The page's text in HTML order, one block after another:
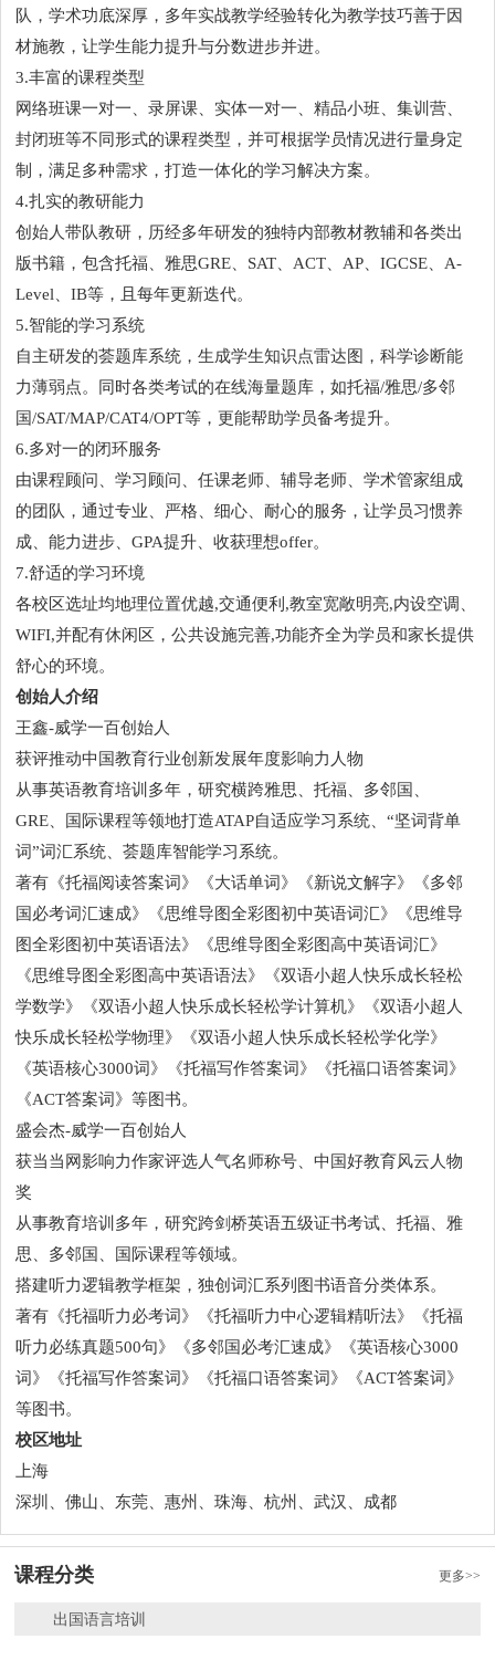
队，学术功底深厚，多年实战教学经验转化为教学技巧善于因
材施教，让学生能力提升与分数进步并进。
3.丰富的课程类型
网络班课一对一、录屏课、实体一对一、精品小班、集训营、
封闭班等不同形式的课程类型，并可根据学员情况进行量身定
制，满足多种需求，打造一体化的学习解决方案。
4.扎实的教研能力
创始人带队教研，历经多年研发的独特内部教材教辅和各类出
版书籍，包含托福、雅思GRE、SAT、ACT、AP、IGCSE、A-
Level、IB等，且每年更新迭代。
5.智能的学习系统
自主研发的荟题库系统，生成学生知识点雷达图，科学诊断能
力薄弱点。同时各类考试的在线海量题库，如托福/雅思/多邻
国/SAT/MAP/CAT4/OPT等，更能帮助学员备考提升。
6.多对一的闭环服务
由课程顾问、学习顾问、任课老师、辅导老师、学术管家组成
的团队，通过专业、严格、细心、耐心的服务，让学员习惯养
成、能力进步、GPA提升、收获理想offer。
7.舒适的学习环境
各校区选址均地理位置优越,交通便利,教室宽敞明亮,内设空调、
WIFI,并配有休闲区，公共设施完善,功能齐全为学员和家长提供
舒心的环境。
创始人介绍
王鑫-威学一百创始人
获评推动中国教育行业创新发展年度影响力人物
从事英语教育培训多年，研究横跨雅思、托福、多邻国、
GRE、国际课程等领地打造ATAP自适应学习系统、“坚词背单
词”词汇系统、荟题库智能学习系统。
著有《托福阅读答案词》《大话单词》《新说文解字》《多邻
国必考词汇速成》《思维导图全彩图初中英语词汇》《思维导
图全彩图初中英语语法》《思维导图全彩图高中英语词汇》
《思维导图全彩图高中英语语法》《双语小超人快乐成长轻松
学数学》《双语小超人快乐成长轻松学计算机》《双语小超人
快乐成长轻松学物理》《双语小超人快乐成长轻松学化学》
《英语核心3000词》《托福写作答案词》《托福口语答案词》
《ACT答案词》等图书。
盛会杰-威学一百创始人
获当当网影响力作家评选人气名师称号、中国好教育风云人物
奖
从事教育培训多年，研究跨剑桥英语五级证书考试、托福、雅
思、多邻国、国际课程等领域。
搭建听力逻辑教学框架，独创词汇系列图书语音分类体系。
著有《托福听力必考词》《托福听力中心逻辑精听法》《托福
听力必练真题500句》《多邻国必考汇速成》《英语核心3000
词》《托福写作答案词》《托福口语答案词》《ACT答案词》
等图书。
校区地址
上海
深圳、佛山、东莞、惠州、珠海、杭州、武汉、成都
更多>>
课程分类
出国语言培训